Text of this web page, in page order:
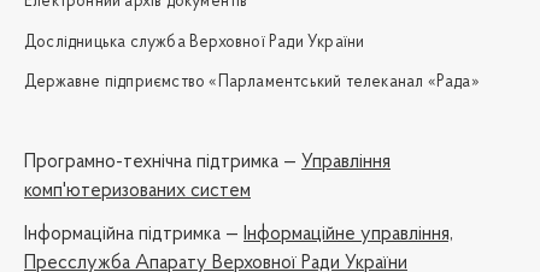
Дослідницька служба Верховної Ради України
Державне підприємство «Парламентський телеканал «Рада»
Програмно-технічна підтримка — Управління
комп'ютеризованих систем
Iнформаційна підтримка — Інформаційне управління,
Пресслужба Апарату Верховної Ради України